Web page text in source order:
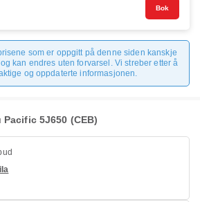
Bok
som er oppgitt på denne siden kanskje
kan endres uten forvarsel. Vi streber etter å
og oppdaterte informasjonen.
5J650 (CEB)